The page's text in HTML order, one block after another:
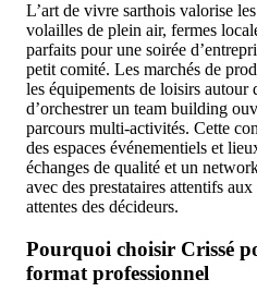
L’art de vivre sarthois valorise
volailles de plein air, fermes
parfaits pour une soirée
petit comité. Les marchés de
les équipements de loisirs autour
d’orchestrer un team building
parcours multi-activités. Cette
des espaces événementiels et
échanges de qualité et un
avec des prestataires attentifs
attentes des décideurs.
Pourquoi choisir Crissé
format professionnel